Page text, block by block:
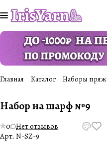
Главная Каталог Наборы
Набор на шарф №9
0 Нет отзывов
Арт. N-SZ-9